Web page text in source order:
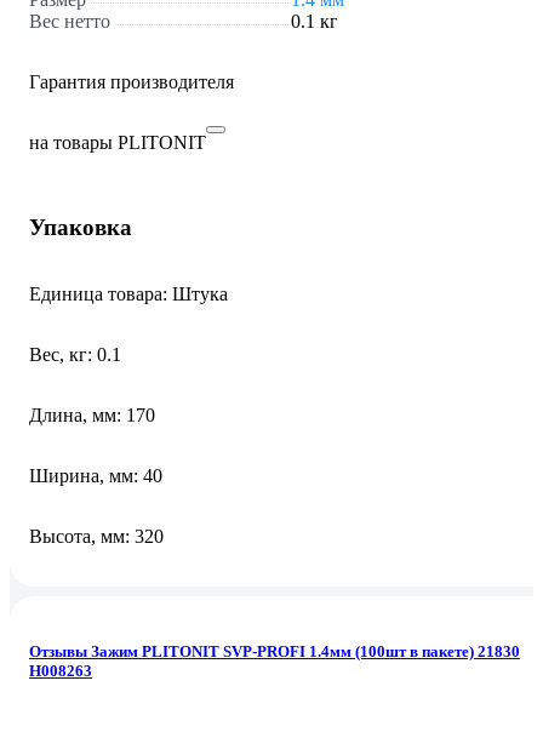
Вес нетто
0.1 кг
Гарантия производителя
на товары PLITONIT
Упаковка
Единица товара: Штука
Вес, кг: 0.1
Длина, мм: 170
Ширина, мм: 40
Высота, мм: 320
Отзывы Зажим PLITONIT SVP-PROFI 1.4мм (100шт в пакете) 21830
Н008263